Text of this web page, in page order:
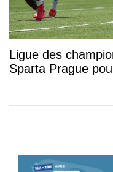
Ligue des
Sparta Prague